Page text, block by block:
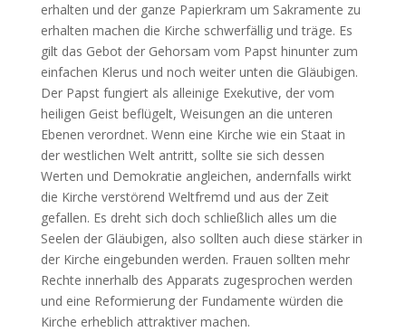
erhalten und der ganze Papierkram um Sakramente zu
erhalten machen die Kirche schwerfällig und träge. Es
gilt das Gebot der Gehorsam vom Papst hinunter zum
einfachen Klerus und noch weiter unten die Gläubigen.
Der Papst fungiert als alleinige Exekutive, der vom
heiligen Geist beflügelt, Weisungen an die unteren
Ebenen verordnet. Wenn eine Kirche wie ein Staat in
der westlichen Welt antritt, sollte sie sich dessen
Werten und Demokratie angleichen, andernfalls wirkt
die Kirche verstörend Weltfremd und aus der Zeit
gefallen. Es dreht sich doch schließlich alles um die
Seelen der Gläubigen, also sollten auch diese stärker in
der Kirche eingebunden werden. Frauen sollten mehr
Rechte innerhalb des Apparats zugesprochen werden
und eine Reformierung der Fundamente würden die
Kirche erheblich attraktiver machen.